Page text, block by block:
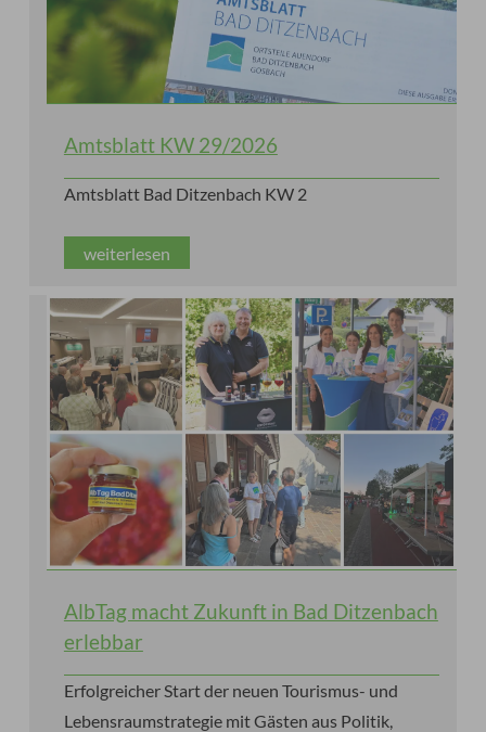
Amtsblatt KW 29/2026
Amtsblatt Bad Ditzenbach KW 2
weiterlesen
AlbTag macht Zukunft in Bad Ditzenbach
erlebbar
Erfolgreicher Start der neuen Tourismus- und
Lebensraumstrategie mit Gästen aus Politik,